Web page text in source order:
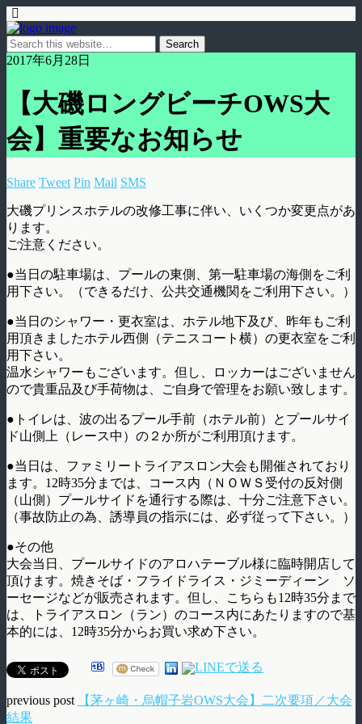
2017年6月28日
【大磯ロングビーチOWS大
会】重要なお知らせ
Share Tweet Pin Mail SMS
大磯プリンスホテルの改修工事に伴い、いくつか変更点があ
ります。
ご注意ください。
●当日の駐車場は、プールの東側、第一駐車場の海側をご利
用下さい。（できるだけ、公共交通機関をご利用下さい。）
●当日のシャワー・更衣室は、ホテル地下及び、昨年もご利
用頂きましたホテル西側（テニスコート横）の更衣室をご利
用下さい。
温水シャワーもございます。但し、ロッカーはございません
ので貴重品及び手荷物は、ご自身で管理をお願い致します。
●トイレは、波の出るプール手前（ホテル前）とプールサイ
ド山側上（レース中）の２か所がご利用頂けます。
●当日は、ファミリートライアスロン大会も開催されており
ます。12時35分までは、コース内（ＮＯＷＳ受付の反対側
（山側）プールサイドを通行する際は、十分ご注意下さい。
（事故防止の為、誘導員の指示には、必ず従って下さい。）
●その他
大会当日、プールサイドのアロハテーブル様に臨時開店して
頂けます。焼きそば・フライドライス・ジミーディーン ソ
ーセージなどが販売されます。但し、こちらも12時35分まで
は、トライアスロン（ラン）のコース内にあたりますので基
本的には、12時35分からお買い求め下さい。
previous post
【茅ヶ崎・烏帽子岩OWS大会】二次要項／大会
結果